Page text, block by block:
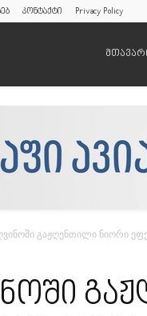
კონტაქტი Privacy Policy
გაჟღენთილი ნიორი